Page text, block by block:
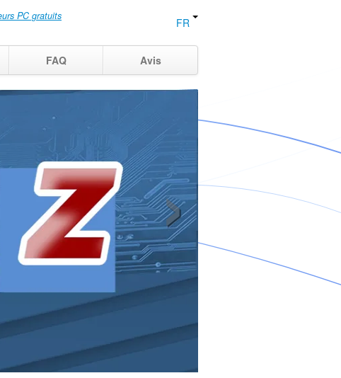
PC gratuits
FR
FAQ Avis
›